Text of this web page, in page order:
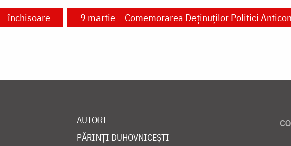
închisoare 9 martie – Comemorarea Deținuților Politici
AUTORI
PĂRINȚI DUHOVNICEȘTI